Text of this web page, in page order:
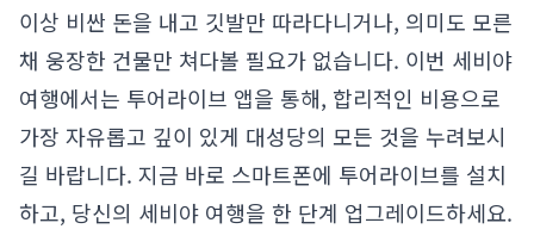
이상 비싼 돈을 내고 깃발만 따라다니거나, 의미도 모른
채 웅장한 건물만 쳐다볼 필요가 없습니다. 이번 세비야
여행에서는 투어라이브 앱을 통해, 합리적인 비용으로
가장 자유롭고 깊이 있게 대성당의 모든 것을 누려보시
길 바랍니다. 지금 바로 스마트폰에 투어라이브를 설치
하고, 당신의 세비야 여행을 한 단계 업그레이드하세요.